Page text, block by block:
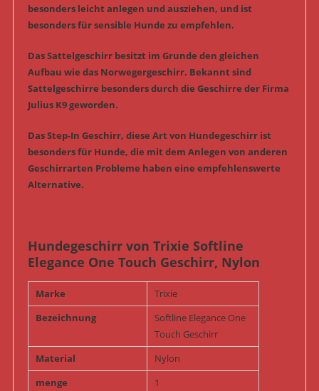
besonders leicht anlegen und ausziehen, und ist
besonders für sensible Hunde zu empfehlen.
Das Sattelgeschirr besitzt im Grunde den gleichen
Aufbau wie das Norwegergeschirr. Bekannt sind
Sattelgeschirre besonders durch die Geschirre der Firma
Julius K9 geworden.
Das Step-In Geschirr, diese Art von Hundegeschirr ist
besonders für Hunde, die mit dem Anlegen von anderen
Geschirrarten Probleme haben eine empfehlenswerte
Alternative.
Hundegeschirr von Trixie Softline
Elegance One Touch Geschirr, Nylon
Marke
Trixie
Bezeichnung
Softline Elegance One
Touch Geschirr
Material
Nylon
menge
1